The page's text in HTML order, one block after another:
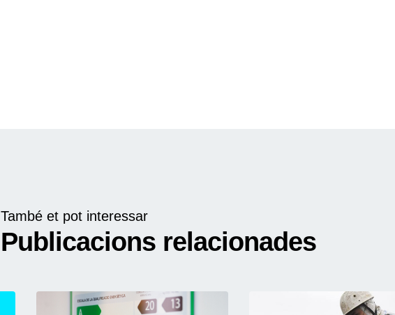
També et pot interessar
Publicacions relacionades